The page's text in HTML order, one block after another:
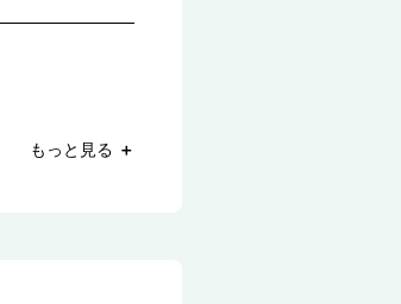
もっと見る ＋